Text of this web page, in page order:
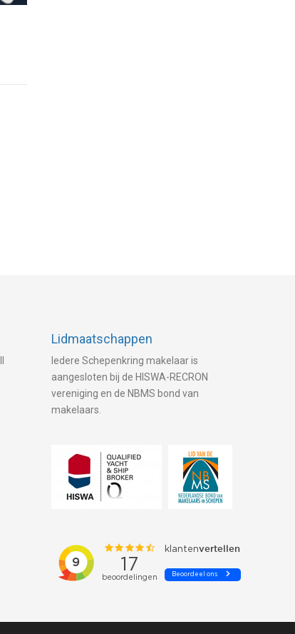
Lidmaatschappen
Iedere Schepenkring makelaar is
aangesloten bij de HISWA-RECRON
vereniging en de NBMS bond van
makelaars.